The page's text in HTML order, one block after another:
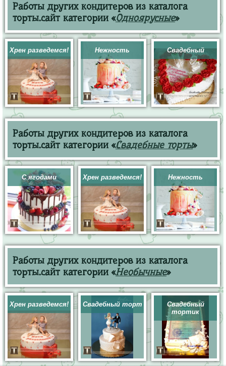
Работы других кондитеров из каталога
торты.сайт категории «Одноярусные»
Хрен разведемся! Нежность Свадебный
Работы других кондитеров из каталога
торты.сайт категории «Свадебные торты»
С ягодами Хрен разведемся! Нежность
Работы других кондитеров из каталога
торты.сайт категории «Необычные»
Хрен разведемся! Свадебный торт
Свадебный
тортик